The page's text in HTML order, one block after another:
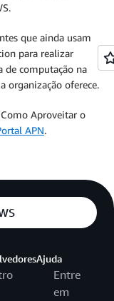
que ainda usam
para realizar
de computação na
organização oferece.
Aproveitar o
APN.
Ajuda
Entre
em